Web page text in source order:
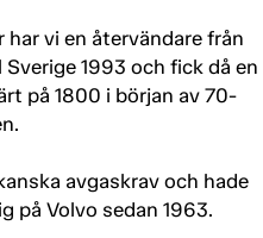
har vi en återvändare från
1993 och fick då en
på 1800 i början av 70-
avgaskrav och hade
på Volvo sedan 1963.